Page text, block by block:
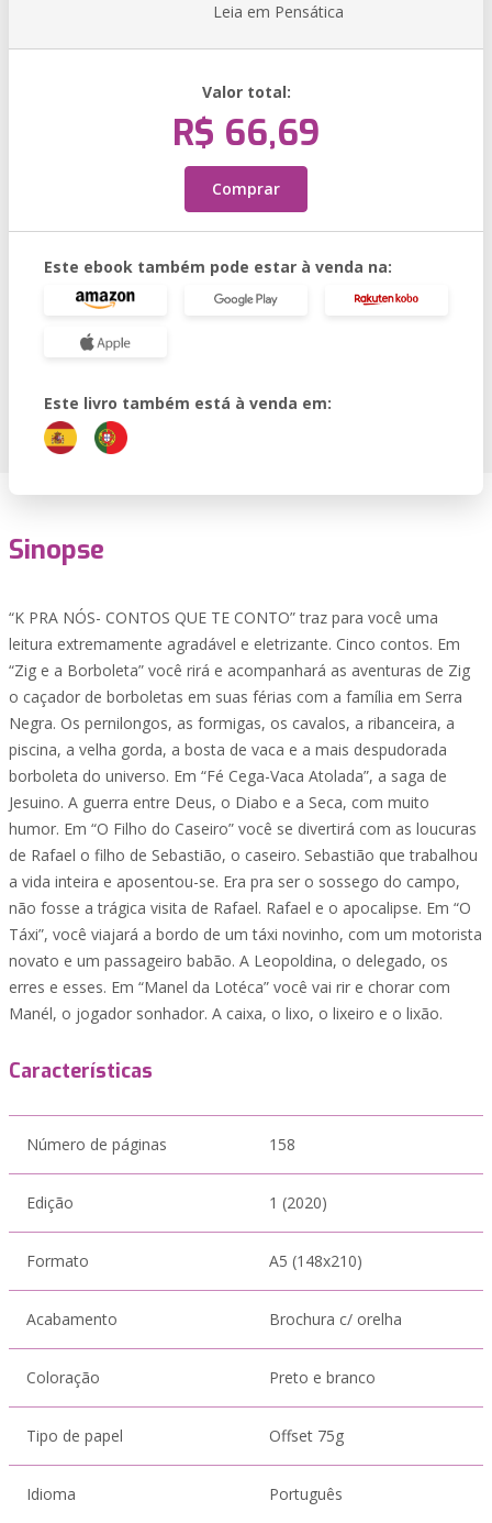
Leia em Pensática
Valor total:
R$ 66,69
Comprar
Este ebook também pode estar à venda na:
Este livro também está à venda em:
Sinopse
“K PRA NÓS- CONTOS QUE TE CONTO” traz para você uma
leitura extremamente agradável e eletrizante. Cinco contos. Em
“Zig e a Borboleta” você rirá e acompanhará as aventuras de Zig
o caçador de borboletas em suas férias com a família em Serra
Negra. Os pernilongos, as formigas, os cavalos, a ribanceira, a
piscina, a velha gorda, a bosta de vaca e a mais despudorada
borboleta do universo. Em “Fé Cega-Vaca Atolada”, a saga de
Jesuino. A guerra entre Deus, o Diabo e a Seca, com muito
humor. Em “O Filho do Caseiro” você se divertirá com as loucuras
de Rafael o filho de Sebastião, o caseiro. Sebastião que trabalhou
a vida inteira e aposentou-se. Era pra ser o sossego do campo,
não fosse a trágica visita de Rafael. Rafael e o apocalipse. Em “O
Táxi”, você viajará a bordo de um táxi novinho, com um motorista
novato e um passageiro babão. A Leopoldina, o delegado, os
erres e esses. Em “Manel da Lotéca” você vai rir e chorar com
Manél, o jogador sonhador. A caixa, o lixo, o lixeiro e o lixão.
Características
Número de páginas 158
Edição 1 (2020)
Formato A5 (148x210)
Acabamento Brochura c/ orelha
Coloração Preto e branco
Tipo de papel Offset 75g
Idioma Português